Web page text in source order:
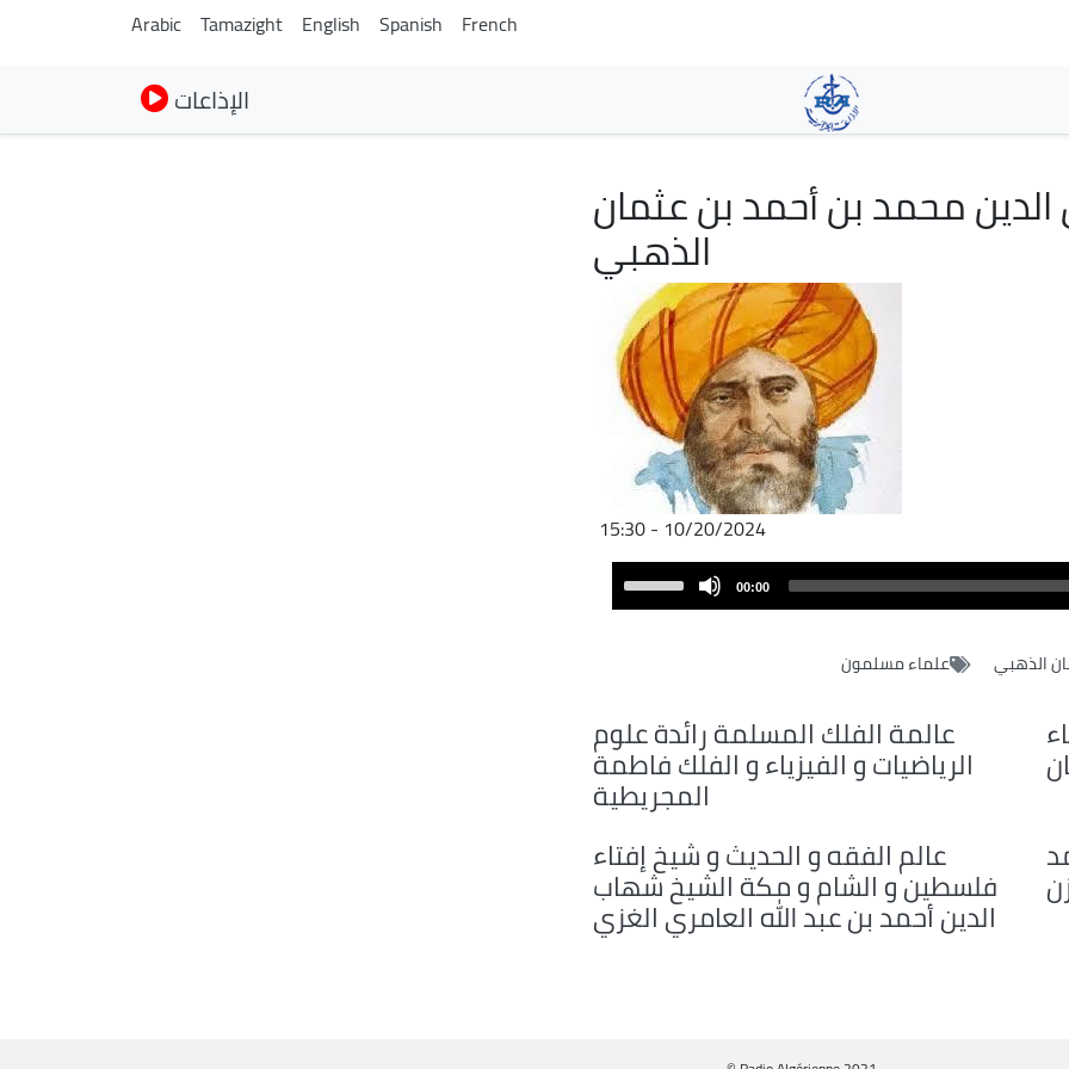
main
content
Arabic Tamazight English Spanish French
الإذاعات
محمد بن أحمد بن عثمان
الذهبي
10/20/2024 - 15:30
Player
00:00
or
decrease
volume.
الذهبي علماء مسلمون
عالمة الفلك المسلمة رائدة علوم
الرياضيات و الفيزياء و الفلك فاطمة
المجريطية
عالم الفقه و الحديث و شيخ إفتاء
فلسطين و الشام و مكة الشيخ شهاب
الدين أحمد بن عبد الله العامري الغزي